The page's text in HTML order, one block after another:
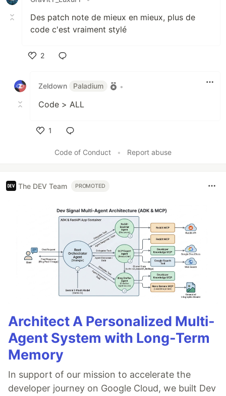
Des patch note de mieux en mieux, plus de
code c'est vraiment stylé
2
Zeldown
Paladium •
Code > ALL
1
Code of Conduct
• Report abuse
The DEV Team PROMOTED
Architect A Personalized Multi-
Agent System with Long-Term
Memory
In support of our mission to accelerate the
developer journey on Google Cloud, we built Dev